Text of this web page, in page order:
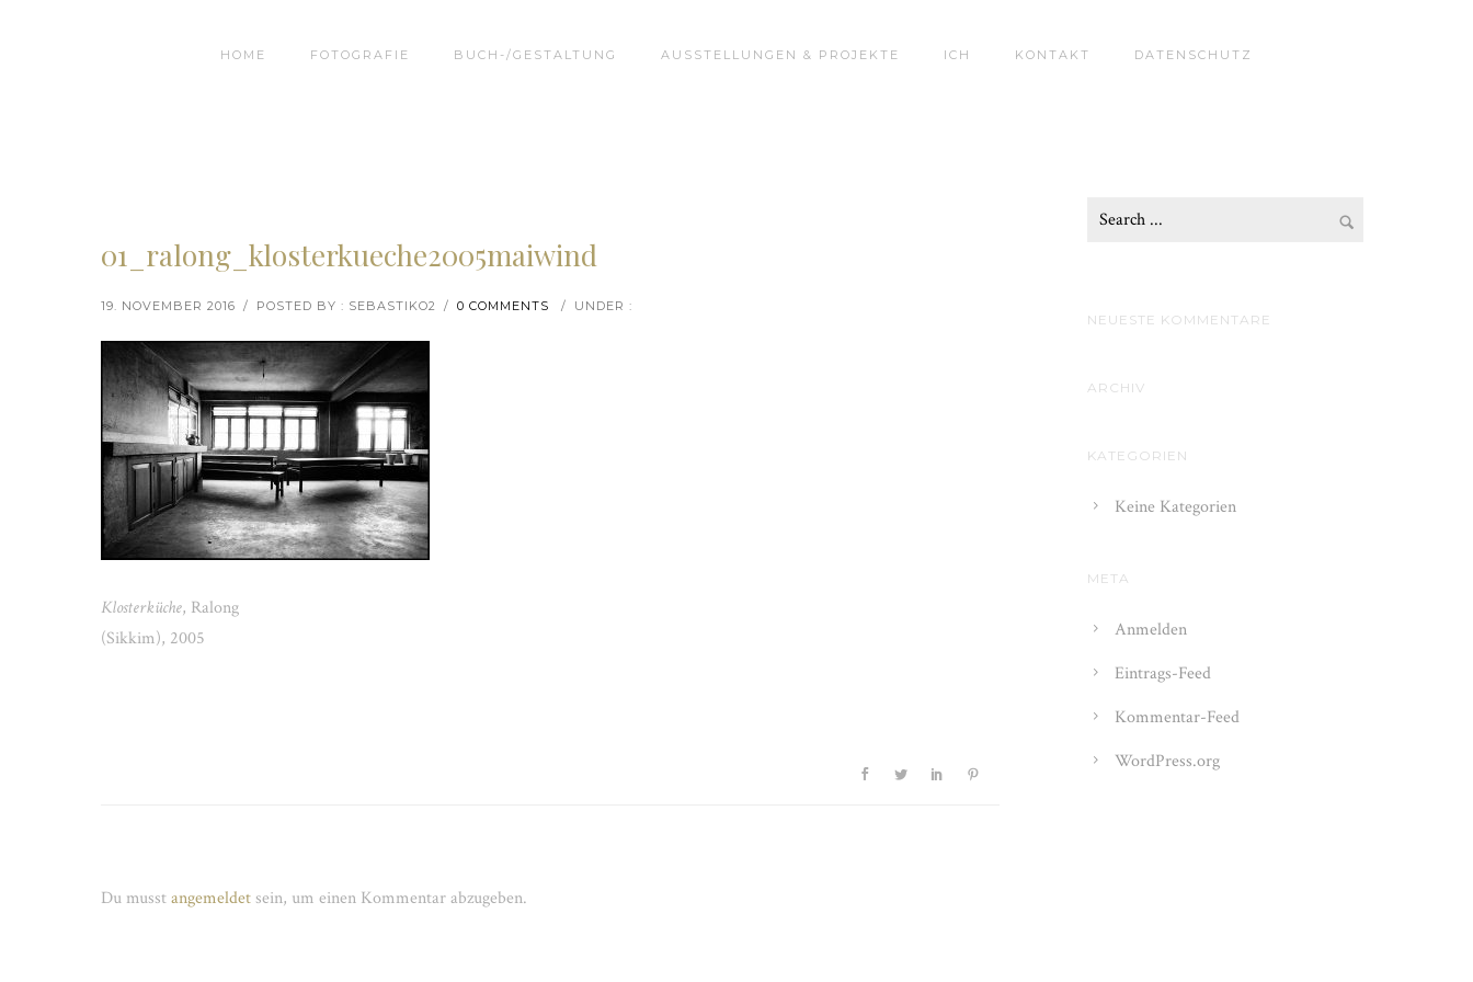
HOME FOTOGRAFIE BUCH-/GESTALTUNG AUSSTELLUNGEN & PROJEKTE ICH KONTAKT DATENSCHUTZ
01_ralong_klosterkueche2005maiwind
19. NOVEMBER 2016 / POSTED BY : SEBASTIKO2 / 0 COMMENTS / UNDER :
Klosterküche, Ralong
(Sikkim), 2005
Du musstangemeldet sein, um einen Kommentar abzugeben.
NEUESTE KOMMENTARE
ARCHIV
KATEGORIEN
Keine Kategorien
META
Anmelden
Eintrags-Feed
Kommentar-Feed
WordPress.org